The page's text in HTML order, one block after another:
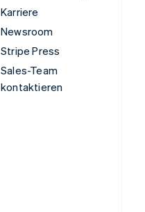
Karriere
Newsroom
Stripe Press
Sales-Team
kontaktieren